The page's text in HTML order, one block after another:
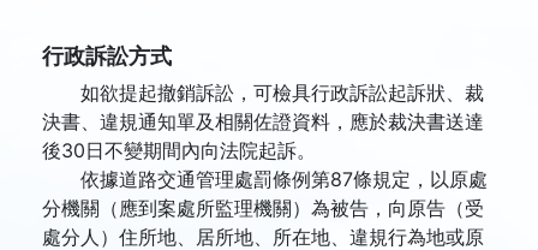
行政訴訟方式
如欲提起撤銷訴訟，可檢具行政訴訟起訴狀、裁
決書、違規通知單及相關佐證資料，應於裁決書送達
後30日不變期間內向法院起訴。
依據道路交通管理處罰條例第87條規定，以原處
分機關（應到案處所監理機關）為被告，向原告（受
處分人）住所地、居所地、所在地、違規行為地或原